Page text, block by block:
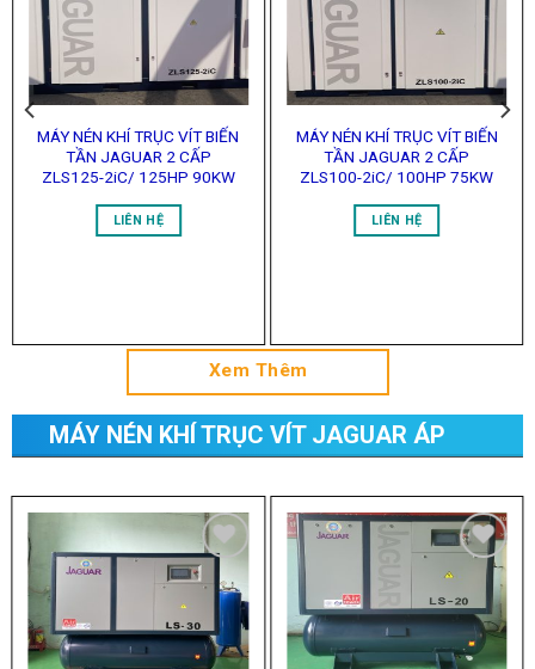
Add to
Wishlist
MÁY NÉN KHÍ TRỤC VÍT BIẾN
TẦN JAGUAR 2 CẤP
ZLS125-2iC/ 125HP 90KW
Add to
Wishlist
MÁY NÉN KHÍ TRỤC VÍT BIẾN
TẦN JAGUAR 2 CẤP
ZLS100-2iC/ 100HP 75KW
Xem Thêm
MÁY NÉN KHÍ TRỤC VÍT JAGUAR ÁP
CAO PHỤC VỤ MÁY CẮT LASER/
GARAGE
Add to
Wishlist
Add to
Wishlist